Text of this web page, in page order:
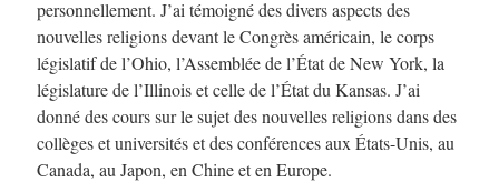
personnellement. J’ai témoigné des divers aspects des
nouvelles religions devant le Congrès américain, le corps
législatif de l’Ohio, l’Assemblée de l’État de New York, la
législature de l’Illinois et celle de l’État du Kansas. J’ai
donné des cours sur le sujet des nouvelles religions dans des
collèges et universités et des conférences aux États-Unis, au
Canada, au Japon, en Chine et en Europe.